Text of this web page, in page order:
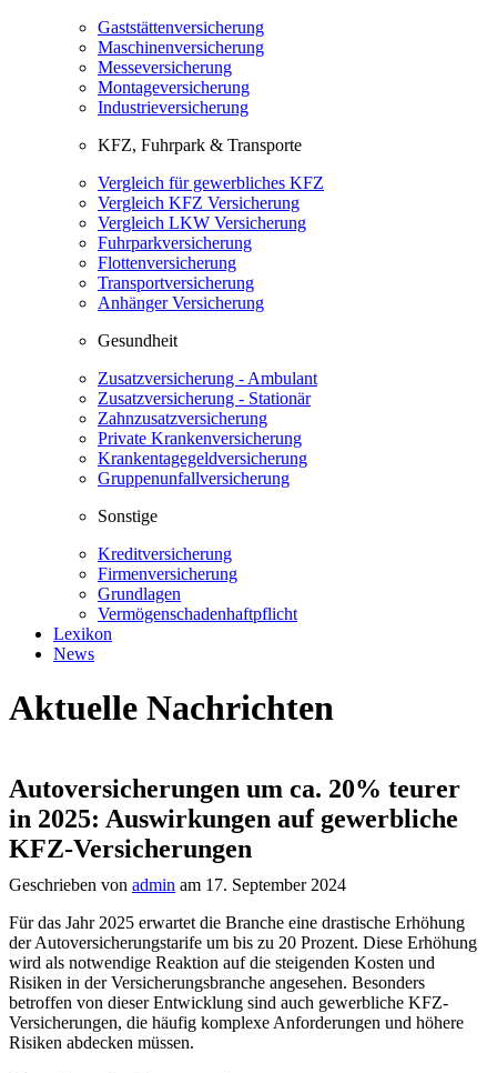
Gaststättenversicherung
Maschinenversicherung
Messeversicherung
Montageversicherung
Industrieversicherung
KFZ, Fuhrpark & Transporte
Vergleich für gewerbliches KFZ
Vergleich KFZ Versicherung
Vergleich LKW Versicherung
Fuhrparkversicherung
Flottenversicherung
Transportversicherung
Anhänger Versicherung
Gesundheit
Zusatzversicherung - Ambulant
Zusatzversicherung - Stationär
Zahnzusatzversicherung
Private Krankenversicherung
Krankentagegeldversicherung
Gruppenunfallversicherung
Sonstige
Kreditversicherung
Firmenversicherung
Grundlagen
Vermögenschadenhaftpflicht
Lexikon
News
Aktuelle Nachrichten
Autoversicherungen um ca. 20% teurer
in 2025: Auswirkungen auf gewerbliche
KFZ-Versicherungen
Geschrieben von admin am 17. September 2024
Für das Jahr 2025 erwartet die Branche eine drastische Erhöhung
der Autoversicherungstarife um bis zu 20 Prozent. Diese Erhöhung
wird als notwendige Reaktion auf die steigenden Kosten und
Risiken in derVersicherungsbranche angesehen. Besonders
betroffen von dieser Entwicklung sind auch gewerbliche KFZ-
Versicherungen, die häufig komplexe Anforderungen und höhere
Risiken abdecken müssen.